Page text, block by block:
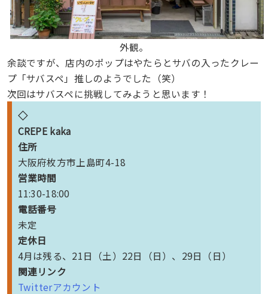
外観。
余談ですが、店内のポップはやたらとサバの入ったクレー
プ「サバスペ」推しのようでした（笑）
次回はサバスペに挑戦してみようと思います！
◇
CREPE kaka
住所
大阪府枚方市上島町4-18
営業時間
11:30-18:00
電話番号
未定
定休日
4月は残る、21日（土）22日（日）、29日（日）
関連リンク
Twitterアカウント